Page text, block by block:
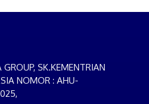
SK.KEMENTRIAN
NOMOR : AHU-